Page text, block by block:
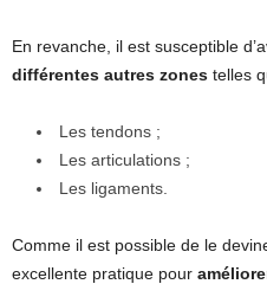
En revanche, il est susceptible
différentes autres zones telles
Les tendons ;
Les articulations ;
Les ligaments.
Comme il est possible de le
excellente pratique pour